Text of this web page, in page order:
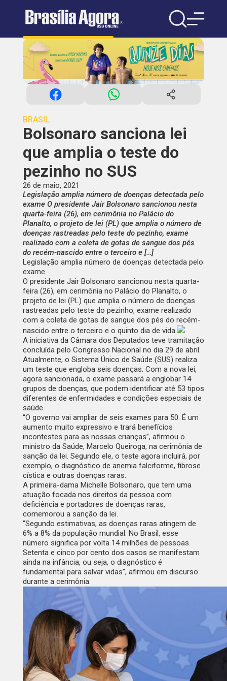
BRASIL
Bolsonaro sanciona lei
que amplia o teste do
pezinho no SUS
26 de maio, 2021
Legislação amplia número de doenças detectada pelo
exame O presidente Jair Bolsonaro sancionou nesta
quarta-feira (26), em cerimônia no Palácio do
Planalto, o projeto de lei (PL) que amplia o número de
doenças rastreadas pelo teste do pezinho, exame
realizado com a coleta de gotas de sangue dos pés
do recém-nascido entre o terceiro e […]
Legislação amplia número de doenças detectada pelo
exame
O presidente Jair Bolsonaro sancionou nesta quarta-
feira (26), em cerimônia no Palácio do Planalto, o
projeto de lei (PL) que amplia o número de doenças
rastreadas pelo teste do pezinho, exame realizado
com a coleta de gotas de sangue dos pés do recém-
nascido entre o terceiro e o quinto dia de vida.
A iniciativa da Câmara dos Deputados teve tramitação
concluídapelo Congresso Nacional no dia 29 de abril.
Atualmente, o Sistema Único de Saúde (SUS) realiza
um teste que engloba seis doenças. Com a nova lei,
agora sancionada, o exame passará a englobar 14
grupos de doenças, que podem identificar até 53 tipos
diferentes de enfermidades e condições especiais de
saúde.
“O governo vai ampliar de seis exames para 50. É um
aumento muito expressivo e trará benefícios
incontestes para as nossas crianças”, afirmou o
ministro da Saúde, Marcelo Queiroga, na cerimônia de
sanção da lei. Segundo ele, o teste agora incluirá, por
exemplo, o diagnóstico de anemia falciforme, fibrose
cística e outras doenças raras.
A primeira-dama Michelle Bolsonaro, que tem uma
atuação focada nos direitos da pessoa com
deficiência e portadores de doenças raras,
comemorou a sanção da lei.
“Segundo estimativas, as doenças raras atingem de
6% a 8% da população mundial. No Brasil, esse
número significa por volta 14 milhões de pessoas.
Setenta e cinco por cento dos casos se manifestam
ainda na infância, ou seja, o diagnóstico é
fundamental para salvar vidas”, afirmou em discurso
durante a cerimônia.